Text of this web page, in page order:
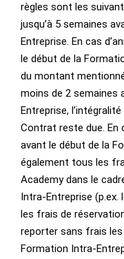
règles sont les
jusqu’à 5 semaines
Entreprise. En cas
le début de la
du montant
moins de 2 semaines
Entreprise,
Contrat reste due. En
avant le début de la
également tous les
Academy dans le
Intra-Entreprise
les frais de
reporter sans frais les
Formation Intra-